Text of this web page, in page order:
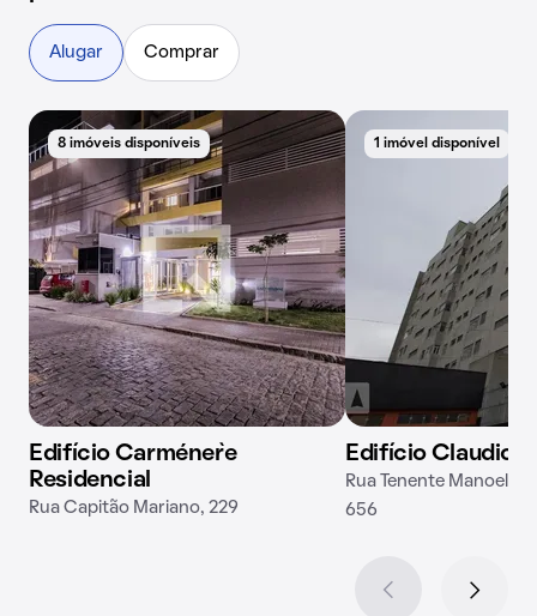
Alugar Comprar
8 imóveis disponíveis
Edifício Carménère
Residencial
Rua Capitão Mariano, 229
1 imóvel disponível
Edifício Claudio
Rua Tenente Manoel
656